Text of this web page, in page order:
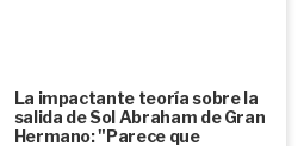
La impactante teoría sobre la
salida de Sol Abraham de Gran
Hermano: "Parece que